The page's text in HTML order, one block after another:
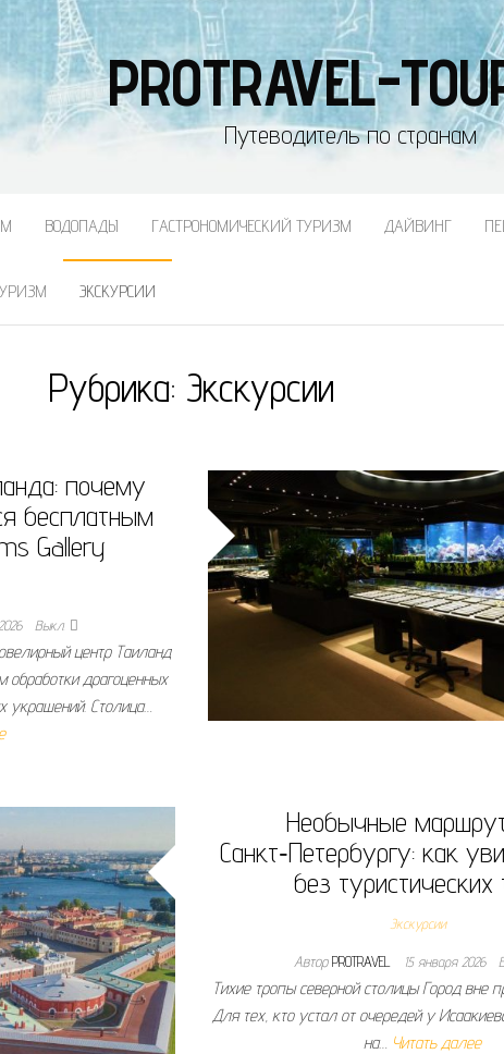
PROTRAVEL-
Путеводитель по странам
ВОДОПАДЫ ГАСТРОНОМИЧЕСКИЙ ТУРИЗМ ДАЙВИНГ
ЭКСКУРСИИ
Рубрика: Экскурсии
почему
бесплатным
Gallery
Выкл.
центр Таиланд
обработки драгоценных
украшений. Столица…
Необычные
Санкт‑Петербургу: как
без туристических
Экскурсии
АвторPROTRAVEL 15 января 2026
Тихие тропы северной столицы Город вне
Для тех, кто устал от очередей у
на… Читать далее